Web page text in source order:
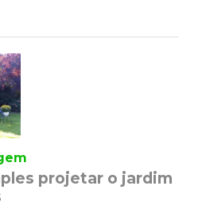
projetar o jardim